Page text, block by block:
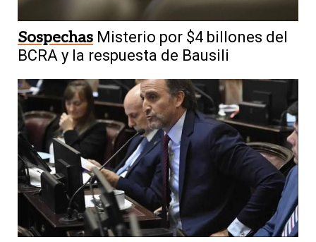
Sospechas Misterio por $4 billones del
BCRA y la respuesta de Bausili